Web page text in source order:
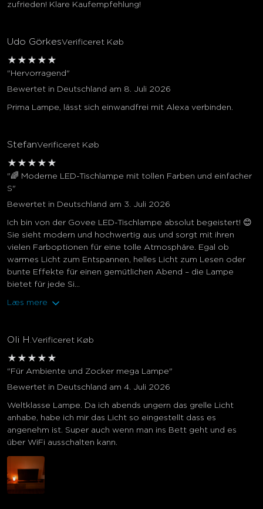
zufrieden! Klare Kaufempfehlung!
Udo GörkesVerificeret Køb
★ ★ ★ ★ ★
"Hervorragend"
Bewertet in Deutschland am 8. Juli 2026
Prima Lampe, lässt sich einwandfrei mit Alexa verbinden.
StefanVerificeret Køb
★ ★ ★ ★ ★
"🌈 Moderne LED-Tischlampe mit tollen Farben und einfacher
S"
Bewertet in Deutschland am 3. Juli 2026
Ich bin von der Govee LED-Tischlampe absolut begeistert! 😊
Sie sieht modern und hochwertig aus und sorgt mit ihren
vielen Farboptionen für eine tolle Atmosphäre. Egal ob
warmes Licht zum Entspannen, helles Licht zum Lesen oder
bunte Effekte für einen gemütlichen Abend – die Lampe
bietet für jede Si...
Læs mere
Oli H.Verificeret Køb
★ ★ ★ ★ ★
"Für Ambiente und Zocker mega Lampe"
Bewertet in Deutschland am 4. Juli 2026
Weltklasse Lampe. Da ich abends ungern das grelle Licht
anhabe, habe ich mir das Licht so eingestellt dass es
angenehm ist. Super auch wenn man ins Bett geht und es
über WiFi ausschalten kann.